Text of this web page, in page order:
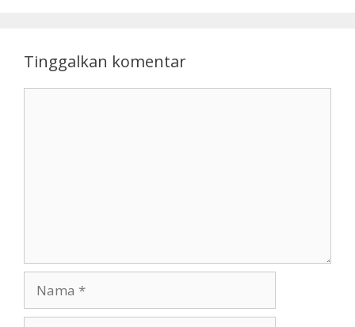
Tinggalkan komentar